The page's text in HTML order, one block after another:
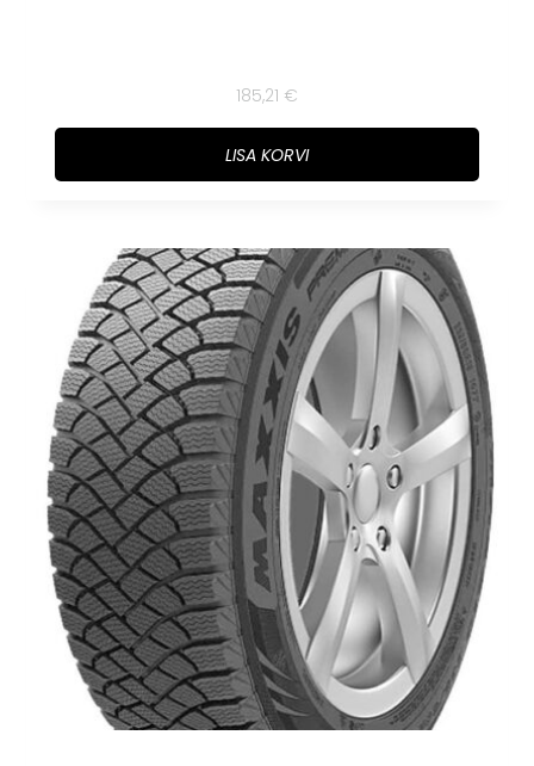
185,21 €
LISA KORVI